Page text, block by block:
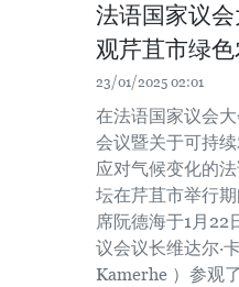
法语国家议
观芹苴市绿
23/01/2025 02:01
在法语国家议会
会议暨关于可持
应对气候变化的
坛在芹苴市举行
席阮德海于1月22
议会议长维达尔·
Kamerhe ）参观